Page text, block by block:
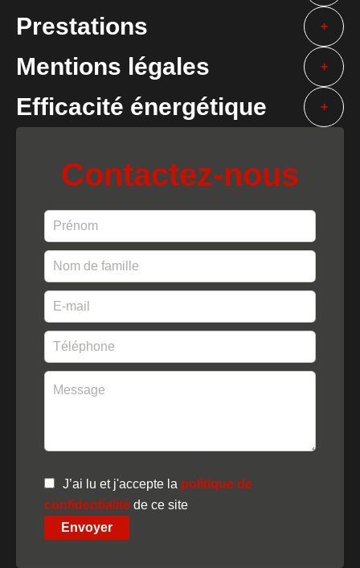
Prestations +
Mentions légales +
Efficacité énergétique +
Contactez-nous
J’ai lu et j'accepte la politique de
confidentialité de ce site
Envoyer